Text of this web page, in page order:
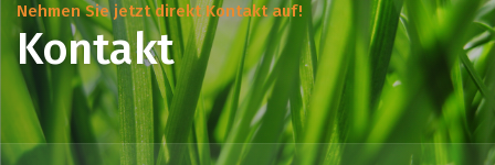
Nehmen Sie jetzt direkt Kontakt auf!
Kontakt